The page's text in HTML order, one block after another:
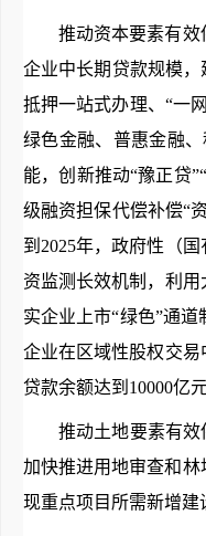
推动资本要素有效供
企业中长期贷款规模，
抵押一站式办理、“一
绿色金融、普惠金融
能，创新推动“豫正贷
级融资担保代偿补偿“
到2025年，政府性（
资监测长效机制，利
实企业上市“绿色”通
企业在区域性股权交
贷款余额达到10000亿
推动土地要素有效供
加快推进用地审查和
现重点项目所需新增